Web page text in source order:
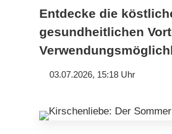
Entdecke die
gesundheitlichen
03.07.2026, 15:18 Uhr